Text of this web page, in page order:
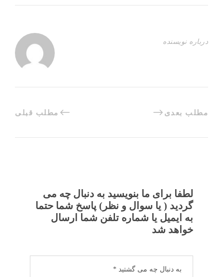
درباره نویسنده
مطلب قبلی مطلب بعدی
لطفا برای ما بنویسید به دنبال چه می
گردید ( یا سوال و نظر) پاسخ شما حتما
به ایمیل یا شماره تلفن شما ارسال
خواهد شد